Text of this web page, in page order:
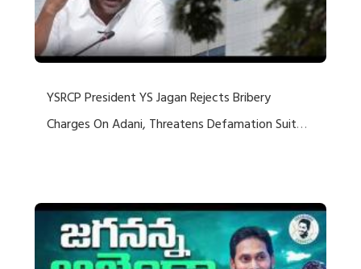
YSRCP President YS Jagan Rejects Bribery
Charges On Adani, Threatens Defamation Suit